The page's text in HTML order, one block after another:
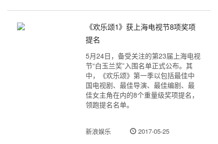
《欢乐颂1》获上海电视节8项奖项
提名
5月24日，备受关注的第23届上海电视
节“白玉兰奖”入围名单正式公布。其
中，《欢乐颂》第一季以包括最佳中
国电视剧、最佳导演、最佳编剧、最
佳女主角在内的8个重量级奖项提名，
领跑提名名单。
新浪娱乐 2017-05-25